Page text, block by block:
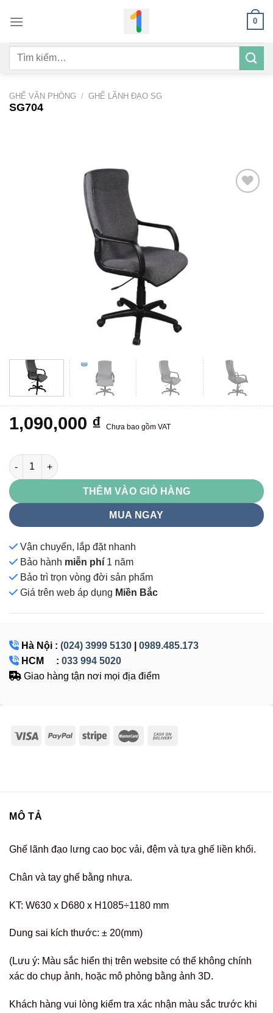
qua
dung
0
Tìm
GHẾ VĂN PHÒNG / GHẾ LÃNH ĐẠO SG
SG704
1,090,000 ₫ Chưa bao gồm VAT
SG704 số lượng
THÊM VÀO GIỎ HÀNG
MUA NGAY
Vận chuyển, lắp đặt nhanh
Bảo hành miễn phí 1 năm
Bảo trì trọn vòng đời sản phẩm
Giá trên web áp dụng Miền Bắc
Hà Nội : (024) 3999 5130
0989.485.173
HCM : 033 994 5020
Giao hàng tận nơi mọi địa điểm
MÔ TẢ
Ghế lãnh đạo lưng cao bọc vải, đệm và tựa ghế liền khối.
Chân và tay ghế bằng nhựa.
KT: W630 x D680 x H1085÷1180 mm
Dung sai kích thước: ± 20(mm)
(Lưu ý: Màu sắc hiển thị trên website có thể không chính
xác do chụp ảnh, hoặc mô phỏng bằng ảnh 3D.
Khách hàng vui lòng kiểm tra xác nhận màu sắc trước khi